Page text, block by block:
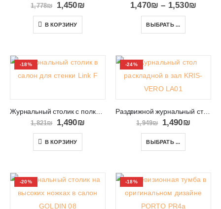
1,778₪ 1,450₪
В КОРЗИНУ
1,470₪ – 1,530₪
ВЫБРАТЬ ...
-18%
Журнальный столик с полкой в салон Link F
1,821₪ 1,490₪
В КОРЗИНУ
-24%
Раздвижной журнальный столик в салон KRIS-VERO LA01
1,949₪ 1,490₪
ВЫБРАТЬ ...
-20% -18%